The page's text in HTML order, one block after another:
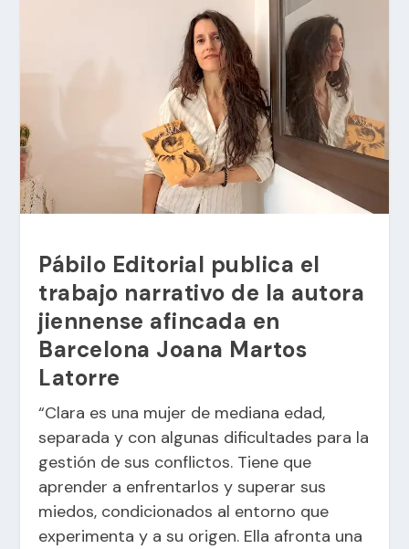
Pábilo Editorial publica el
trabajo narrativo de la autora
jiennense afincada en
Barcelona Joana Martos
Latorre
“Clara es una mujer de mediana edad,
separada y con algunas dificultades para la
gestión de sus conflictos. Tiene que
aprender a enfrentarlos y superar sus
miedos, condicionados al entorno que
experimenta y a su origen. Ella afronta una